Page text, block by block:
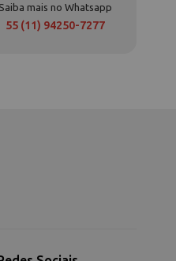
Saiba mais no Whatsapp
55 (11) 94250-7277